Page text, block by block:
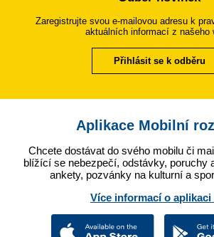
Zaregistrujte svou e-mailovou adresu k
aktuálních informací z našeho
Přihlásit se k odběru
Aplikace Mobilní
Chcete dostávat do svého mobilu či
blížící se nebezpečí, odstávky, poruchy
ankety, pozvánky na kulturní a
Více informací o aplikaci